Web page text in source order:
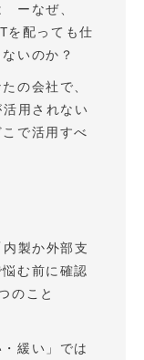
ーなぜ、
を配っても仕
いのか？
の会社で、
用されない
で活用すべ
製か外部支
む前に確認
のこと
・緩い」では